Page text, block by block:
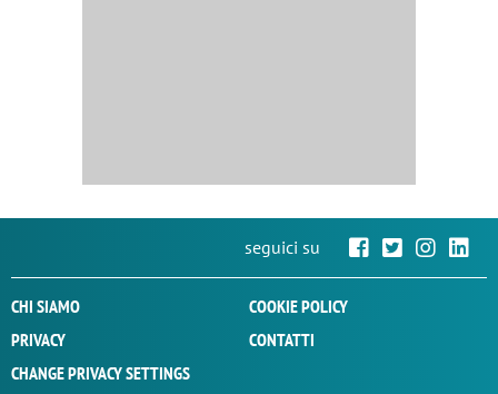
seguici su
CHI SIAMO
COOKIE POLICY
PRIVACY
CONTATTI
CHANGE PRIVACY SETTINGS